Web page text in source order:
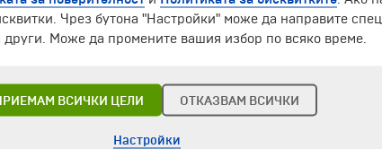
ЧЛЕН НА
Чрез бутона "Настройки" може да направите
Може да промените вашия избор по всяко време.
ВСИЧКИ ЦЕЛИ ОТКАЗВАМ ВСИЧКИ
Настройки